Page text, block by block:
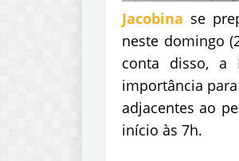
Jacobina se
neste domingo
conta disso, a
importância
adjacentes ao
início às 7h.